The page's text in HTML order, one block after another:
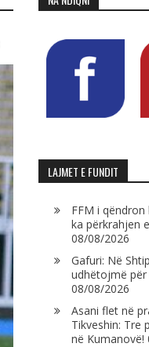
LAJMET E FUNDIT
FFM i qëndron
ka përkrahjen
08/08/2026
Gafuri: Në
udhëtojmë
08/08/2026
Asani flet në
Tikveshin: Tre
në Kumanovë!